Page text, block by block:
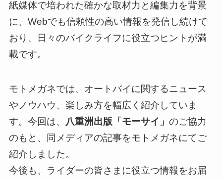
紙媒体で培われた確かな取材力と編集力を背景
に、Webでも信頼性の高い情報を発信し続けて
おり、日々のバイクライフに役立つヒントが満
載です。
モトメガネでは、オートバイに関するニュース
やノウハウ、楽しみ方を幅広く紹介していま
す。今回は、 八重洲出版「モーサイ」 のご協力
のもと、同メディアの記事をモトメガネにてご
紹介しました。
今後も、ライダーの皆さまに役立つ情報をお届